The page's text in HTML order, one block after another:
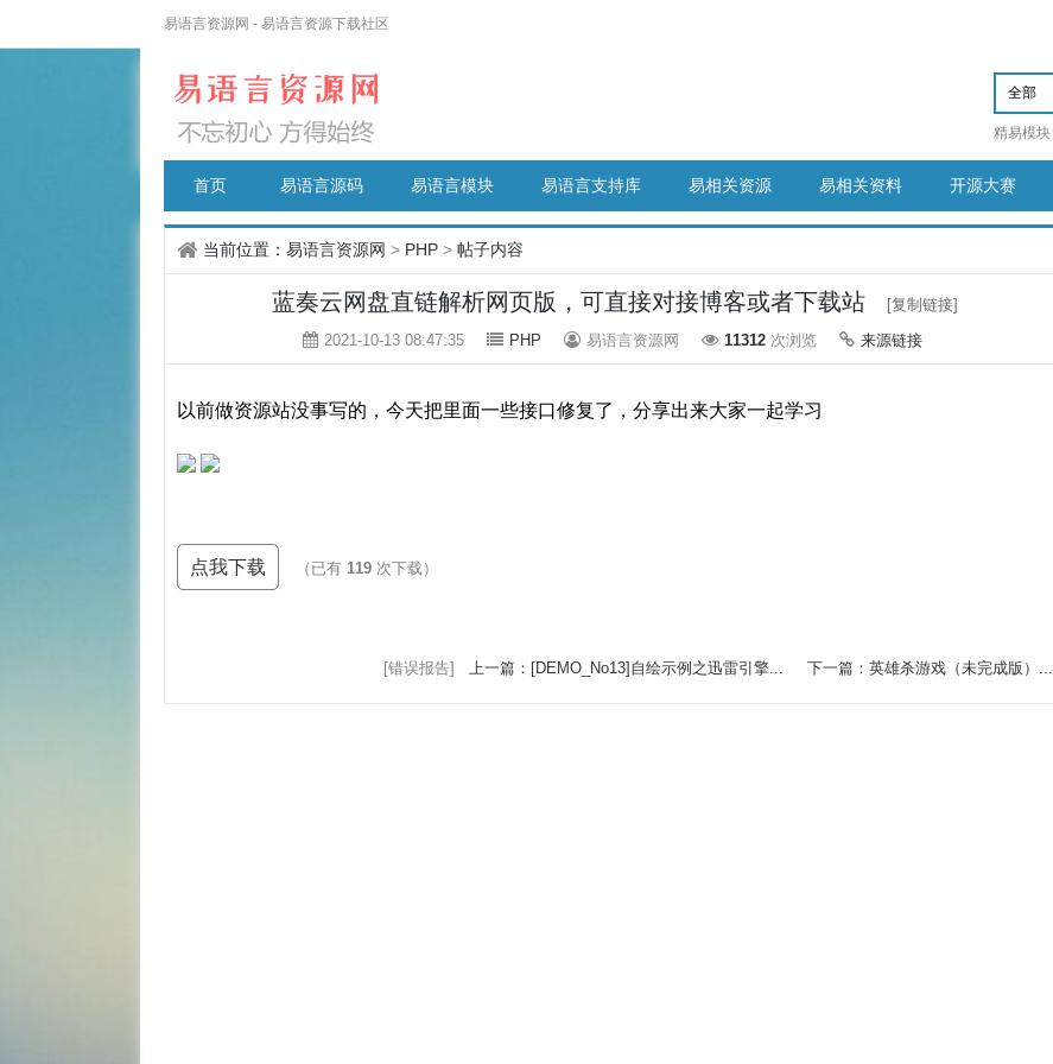
易语言资源网 - 易语言资源下载社区
精易模块
首页 易语言源码 易语言模块 易语言支持库 易相关资源 易相关资料 开源大赛
当前位置： 易语言资源网 > PHP > 帖子内容
蓝奏云网盘直链解析网页版，可直接对接博客或者下载站
[复制链接]
2021-10-13 08:47:35
PHP 易语言资源网 11312 次浏览 来源链接
以前做资源站没事写的，今天把里面一些接口修复了，分享出来大家一起学习
点我下载 （已有 119 次下载）
[错误报告] 上一篇：[DEMO_No13]自绘示例之迅雷引擎... 下一篇：英雄杀游戏（未完成版）...